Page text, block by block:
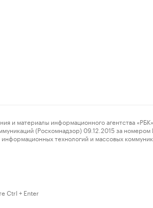
информационного агентства «РБК»
(Роскомнадзор) 09.12.2015 за
технологий и массовых
Ctrl + Enter